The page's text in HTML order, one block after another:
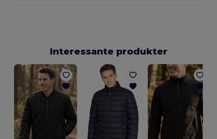
Interessante produkter